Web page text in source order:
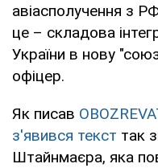
авіасполучення з РФ
це – складова
України в нову
офіцер.
Як писав
з'явився текст так
Штайнмаєра, яка